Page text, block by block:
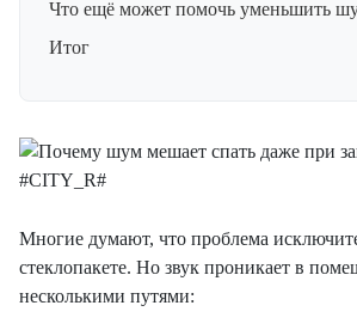
Что ещё может помочь уменьшить
Итог
Многие думают, что проблема
стеклопакете. Но звук проникает в
несколькими путями: